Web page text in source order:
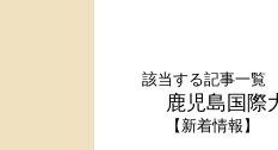
該当する記事一覧
鹿児島国際
【 新着情報 】